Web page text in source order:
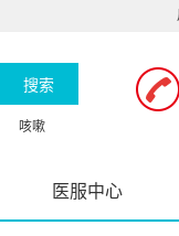
搜索
咳嗽
医服中心